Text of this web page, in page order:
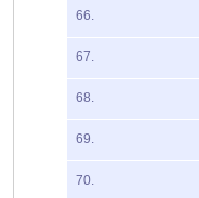
66.
67.
68.
69.
70.